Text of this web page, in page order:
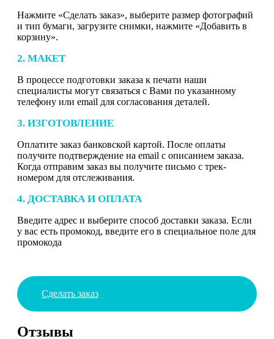
Нажмите «Сделать заказ», выберите размер фотографий
и тип бумаги, загрузите снимки, нажмите «Добавить в
корзину».
2. МАКЕТ
В процессе подготовки заказа к печати наши
специалисты могут связаться с Вами по указанному
телефону или email для согласования деталей.
3. ИЗГОТОВЛЕНИЕ
Оплатите заказ банковской картой. После оплаты
получите подтверждение на email с описанием заказа.
Когда отправим заказ вы получите письмо с трек-
номером для отслеживания.
4. ДОСТАВКА И ОПЛАТА
Введите адрес и выберите способ доставки заказа. Если
у вас есть промокод, введите его в специальное поле для
промокода
Сделать заказ
Отзывы